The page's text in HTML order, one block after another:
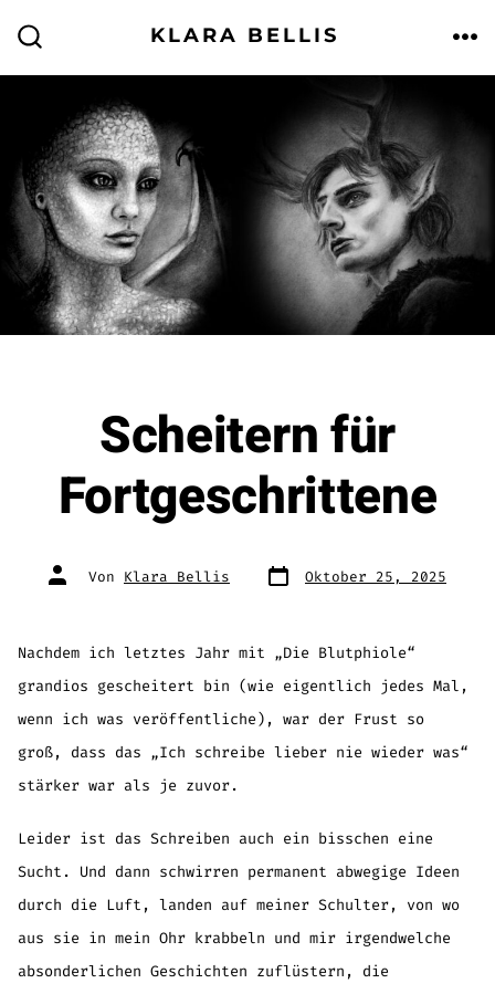
Inhalt
springen
KLARA BELLIS
Scheitern für
Fortgeschrittene
Beitragsautor
Von Klara Bellis Veröffentlichungsdatum
Oktober 25, 2025
Nachdem ich letztes Jahr mit „Die Blutphiole“
grandios gescheitert bin (wie eigentlich jedes Mal,
wenn ich was veröffentliche), war der Frust so
groß, dass das „Ich schreibe lieber nie wieder was“
stärker war als je zuvor.
Leider ist das Schreiben auch ein bisschen eine
Sucht. Und dann schwirren permanent abwegige Ideen
durch die Luft, landen auf meiner Schulter, von wo
aus sie in mein Ohr krabbeln und mir irgendwelche
absonderlichen Geschichten zuflüstern, die